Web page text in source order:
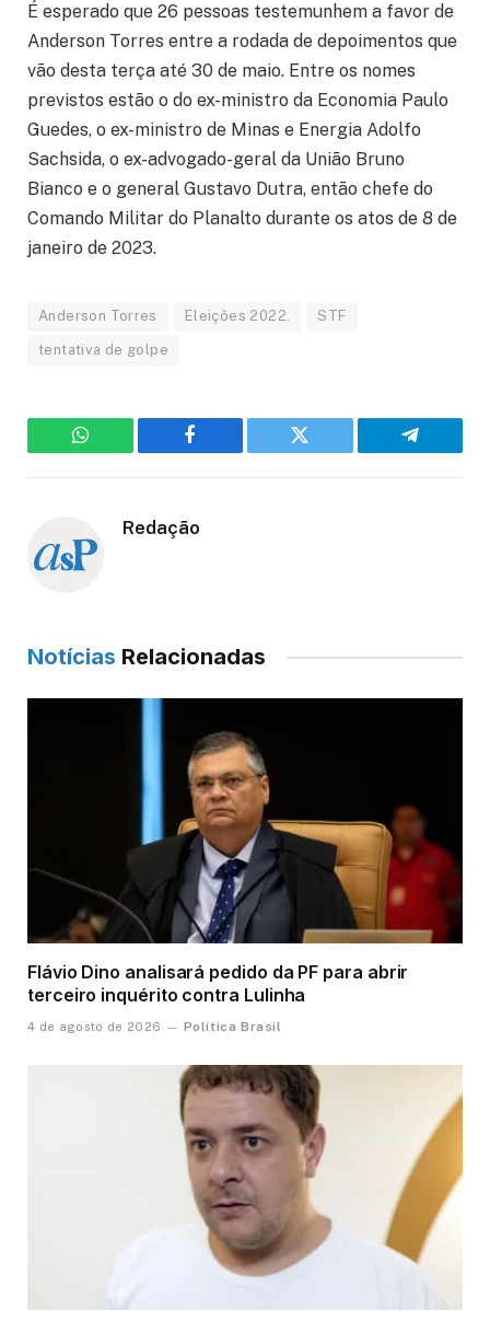
É esperado que 26 pessoas testemunhem a favor de
Anderson Torres entre a rodada de depoimentos que
vão desta terça até 30 de maio. Entre os nomes
previstos estão o do ex-ministro da Economia Paulo
Guedes, o ex-ministro de Minas e Energia Adolfo
Sachsida, o ex-advogado-geral da União Bruno
Bianco e o general Gustavo Dutra, então chefe do
Comando Militar do Planalto durante os atos de 8 de
janeiro de 2023.
Anderson Torres Eleições 2022. STF
tentativa de golpe
WhatsApp Facebook Twitter Telegram
Redação
Notícias Relacionadas
Flávio Dino analisará pedido da PF para abrir
terceiro inquérito contra Lulinha
4 de agosto de 2026 Política Brasil